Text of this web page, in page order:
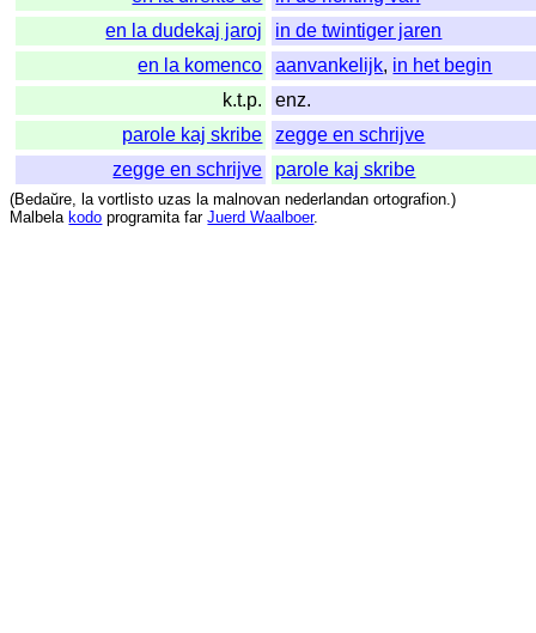
en la dudekaj jaroj
in de twintiger jaren
en la komenco
aanvankelijk, in het begin
k.t.p.
enz.
parole kaj skribe
zegge en schrijve
zegge en schrijve
parole kaj skribe
(Bedaŭre, la vortlisto uzas la malnovan nederlandan ortografion.)
Malbela kodo programita far Juerd Waalboer.